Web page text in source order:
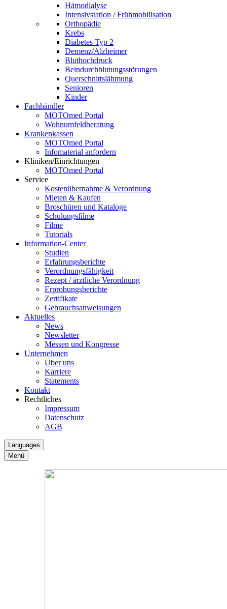
Hämodialyse
Intensivstation / Frühmobilisation
Orthopädie
Krebs
Diabetes Typ 2
Demenz/Alzheimer
Bluthochdruck
Beindurchblutungsstörungen
Querschnittslähmung
Senioren
Kinder
Fachhändler
MOTOmed Portal
Wohnumfeldberatung
Krankenkassen
MOTOmed Portal
Infomaterial anfordern
Kliniken/Einrichtungen
MOTOmed Portal
Service
Kostenübernahme & Verordnung
Mieten & Kaufen
Broschüren und Kataloge
Schulungsfilme
Filme
Tutorials
Information-Center
Studien
Erfahrungsberichte
Verordnungsfähigkeit
Rezept / ärztliche Verordnung
Erprobungsberichte
Zertifikate
Gebrauchsanweisungen
Aktuelles
News
Newsletter
Messen und Kongresse
Unternehmen
Über uns
Karriere
Statements
Kontakt
Rechtliches
Impressum
Datenschutz
AGB
Languages
Menü